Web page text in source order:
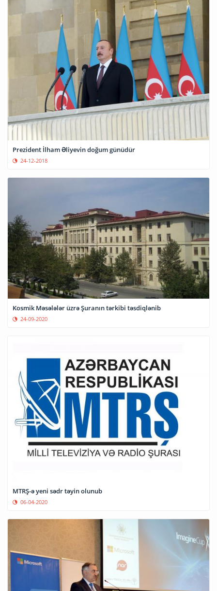
Prezident İlham Əliyevin doğum günüdür
24-12-2018
Kosmik Məsələlər üzrə Şuranın tərkibi təsdiqlənib
24-09-2020
MTRŞ-ə yeni sədr təyin olunub
06-04-2020